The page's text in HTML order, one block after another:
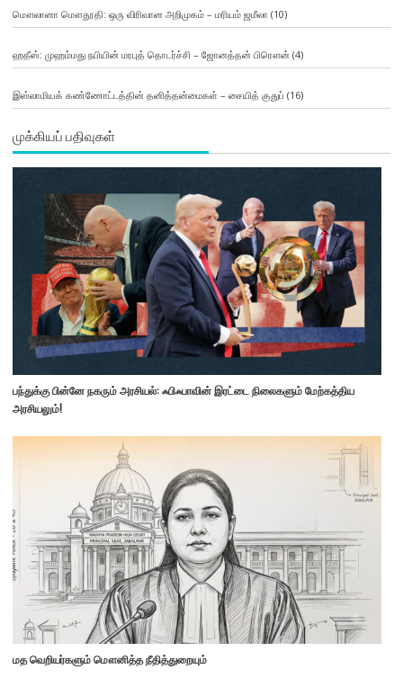
மௌலானா மௌதூதி: ஒரு விரிவான அறிமுகம் – மரியம் ஜமீலா (10)
ஹதீஸ்: முஹம்மது நபியின் மரபுத் தொடர்ச்சி – ஜோனத்தன் பிரௌன் (4)
இஸ்லாமியக் கண்ணோட்டத்தின் தனித்தன்மைகள் – சையித் குதுப் (16)
முக்கியப் பதிவுகள்
பந்துக்கு பின்னே நகரும் அரசியல்: ஃபிஃபாவின் இரட்டை நிலைகளும் மேற்கத்திய
அரசியலும்!
மத வெறியர்களும் மௌனித்த நீதித்துறையும்